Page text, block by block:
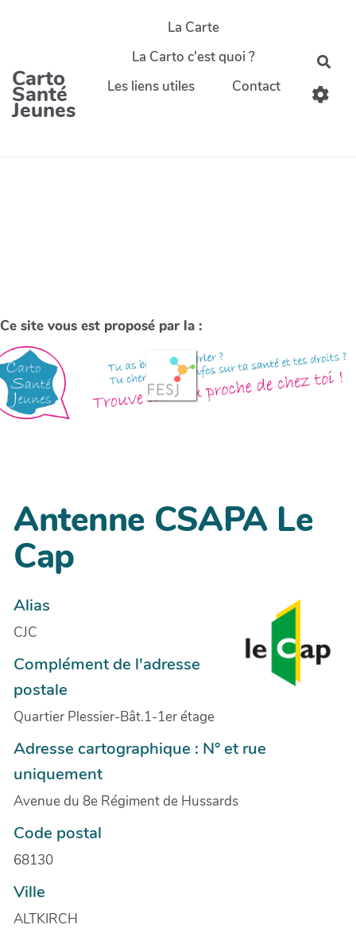
Carto
Santé
Jeunes
La Carte
La Carto c'est quoi ?
Les liens utiles
Contact
Ce site vous est proposé par la :
Antenne CSAPA Le
Cap
Alias
CJC
Complément de l'adresse
postale
Quartier Plessier-Bât.1-1er étage
Adresse cartographique : N° et rue
uniquement
Avenue du 8e Régiment de Hussards
Code postal
68130
Ville
ALTKIRCH